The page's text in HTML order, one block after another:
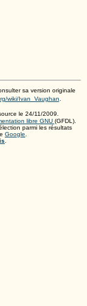
sa version originale
wiki/Ivan_Vaughan
le 24/11/2009
libre GNU (GFDL).
parmi les résultats
Google